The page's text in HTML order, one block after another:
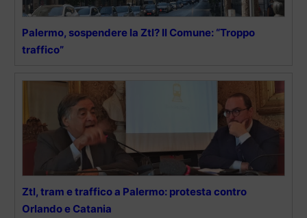
Palermo, sospendere la Ztl? Il Comune: “Troppo
traffico”
Ztl, tram e traffico a Palermo: protesta contro
Orlando e Catania